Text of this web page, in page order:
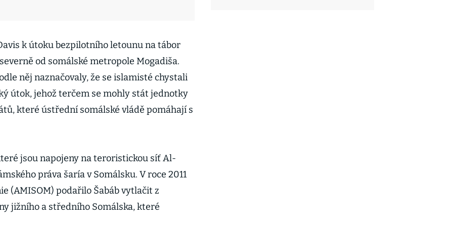
k útoku bezpilotního letounu na tábor
od somálské metropole Mogadiša.
něj naznačovaly, že se islamisté chystali
útok, jehož terčem se mohly stát jednotky
které ústřední somálské vládě pomáhají s
jsou napojeny na teroristickou síť Al-
práva šaría v Somálsku. V roce 2011
(AMISOM) podařilo Šabáb vytlačit z
jižního a středního Somálska, které